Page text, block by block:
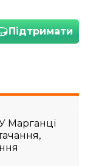
Підтримати
Марганці